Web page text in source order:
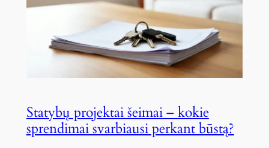
Statybų projektai šeimai – kokie
sprendimai svarbiausi perkant būstą?